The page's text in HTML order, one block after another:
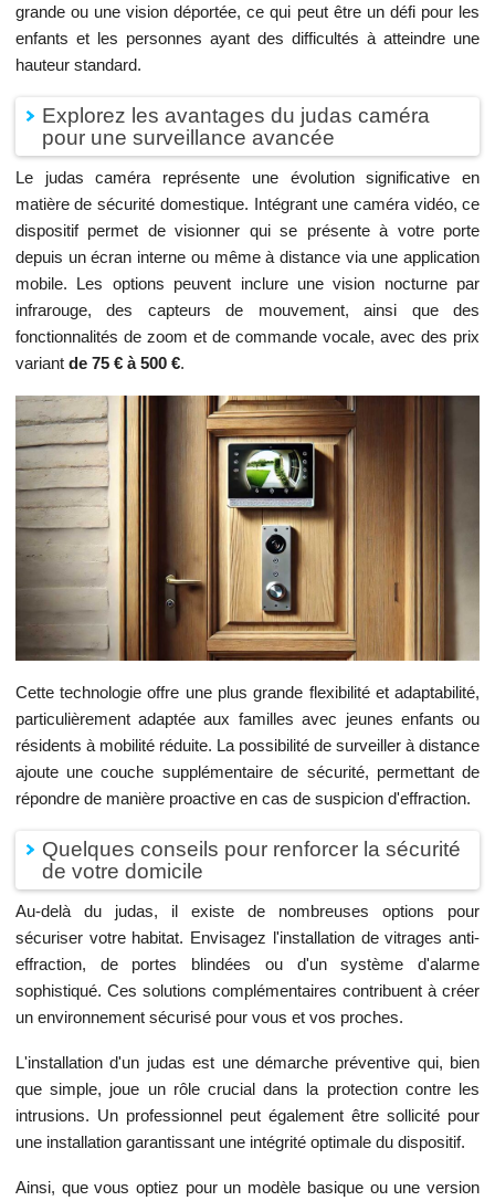
grande ou une vision déportée, ce qui peut être un défi pour les
enfants et les personnes ayant des difficultés à atteindre une
hauteur standard.
Explorez les avantages du judas caméra
pour une surveillance avancée
Le judas caméra représente une évolution significative en
matière de sécurité domestique. Intégrant une caméra vidéo, ce
dispositif permet de visionner qui se présente à votre porte
depuis un écran interne ou même à distance via une application
mobile. Les options peuvent inclure une vision nocturne par
infrarouge, des capteurs de mouvement, ainsi que des
fonctionnalités de zoom et de commande vocale, avec des prix
variant de 75 € à 500 €.
Cette technologie offre une plus grande flexibilité et adaptabilité,
particulièrement adaptée aux familles avec jeunes enfants ou
résidents à mobilité réduite. La possibilité de surveiller à distance
ajoute une couche supplémentaire de sécurité, permettant de
répondre de manière proactive en cas de suspicion d'effraction.
Quelques conseils pour renforcer la sécurité
de votre domicile
Au-delà du judas, il existe de nombreuses options pour
sécuriser votre habitat. Envisagez l'installation de vitrages anti-
effraction, de portes blindées ou d'un système d'alarme
sophistiqué. Ces solutions complémentaires contribuent à créer
un environnement sécurisé pour vous et vos proches.
L'installation d'un judas est une démarche préventive qui, bien
que simple, joue un rôle crucial dans la protection contre les
intrusions. Un professionnel peut également être sollicité pour
une installation garantissant une intégrité optimale du dispositif.
Ainsi, que vous optiez pour un modèle basique ou une version